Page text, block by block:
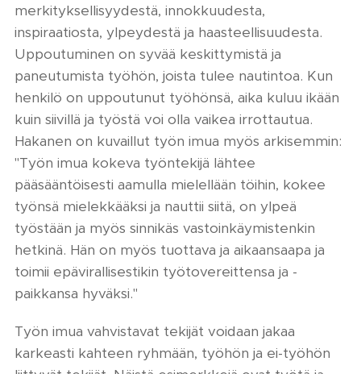
merkityksellisyydestä, innokkuudesta,
inspiraatiosta, ylpeydestä ja haasteellisuudesta.
Uppoutuminen on syvää keskittymistä ja
paneutumista työhön, joista tulee nautintoa. Kun
henkilö on uppoutunut työhönsä, aika kuluu ikään
kuin siivillä ja työstä voi olla vaikea irrottautua.
Hakanen on kuvaillut työn imua myös arkisemmin:
"Työn imua kokeva työntekijä lähtee
pääsääntöisesti aamulla mielellään töihin, kokee
työnsä mielekkääksi ja nauttii siitä, on ylpeä
työstään ja myös sinnikäs vastoinkäymistenkin
hetkinä. Hän on myös tuottava ja aikaansaapa ja
toimii epävirallisestikin työtovereittensa ja -
paikkansa hyväksi."
Työn imua vahvistavat tekijät voidaan jakaa
karkeasti kahteen ryhmään, työhön ja ei-työhön